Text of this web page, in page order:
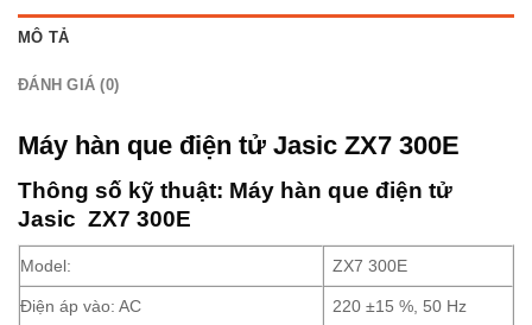
MÔ TẢ
ĐÁNH GIÁ (0)
Máy hàn que điện tử Jasic ZX7 300E
Thông số kỹ thuật: Máy hàn que điện tử
Jasic ZX7 300E
Model: ZX7 300E
Điện áp vào: AC 220 ±15 %, 50 Hz